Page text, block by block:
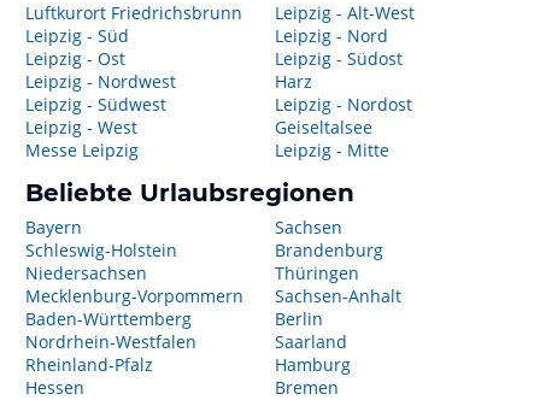
Luftkurort Friedrichsbrunn
Leipzig - Süd
Leipzig - Ost
Leipzig - Nordwest
Leipzig - Südwest
Leipzig - West
Messe Leipzig
Leipzig - Alt-West
Leipzig - Nord
Leipzig - Südost
Harz
Leipzig - Nordost
Geiseltalsee
Leipzig - Mitte
Beliebte Urlaubsregionen
Bayern
Schleswig-Holstein
Niedersachsen
Mecklenburg-Vorpommern
Baden-Württemberg
Nordrhein-Westfalen
Rheinland-Pfalz
Hessen
Sachsen
Brandenburg
Thüringen
Sachsen-Anhalt
Berlin
Saarland
Hamburg
Bremen